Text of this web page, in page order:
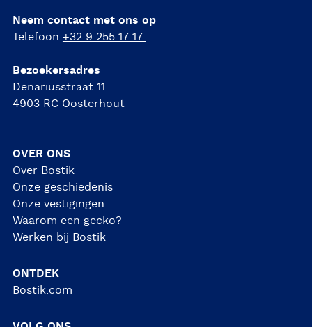
Neem contact met ons op
Telefoon +32 9 255 17 17
Bezoekersadres
Denariusstraat 11
4903 RC Oosterhout
OVER ONS
Over Bostik
Onze geschiedenis
Onze vestigingen
Waarom een gecko?
Werken bij Bostik
ONTDEK
Bostik.com